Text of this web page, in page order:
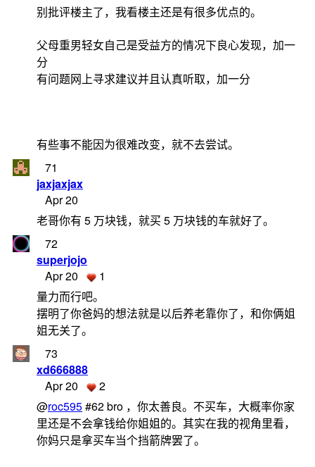
别批评楼主了，我看楼主还是有很多优点的。
父母重男轻女自己是受益方的情况下良心发现，加一
分
有问题网上寻求建议并且认真听取，加一分
有些事不能因为很难改变，就不去尝试。
71
jaxjaxjax
Apr 20
老哥你有 5 万块钱，就买 5 万块钱的车就好了。
72
superjojo
Apr 20
1
量力而行吧。
摆明了你爸妈的想法就是以后养老靠你了，和你俩姐
姐无关了。
73
xd666888
Apr 20
2
@roc595#62 bro ，你太善良。不买车，大概率你家
里还是不会拿钱给你姐姐的。其实在我的视角里看，
你妈只是拿买车当个挡箭牌罢了。